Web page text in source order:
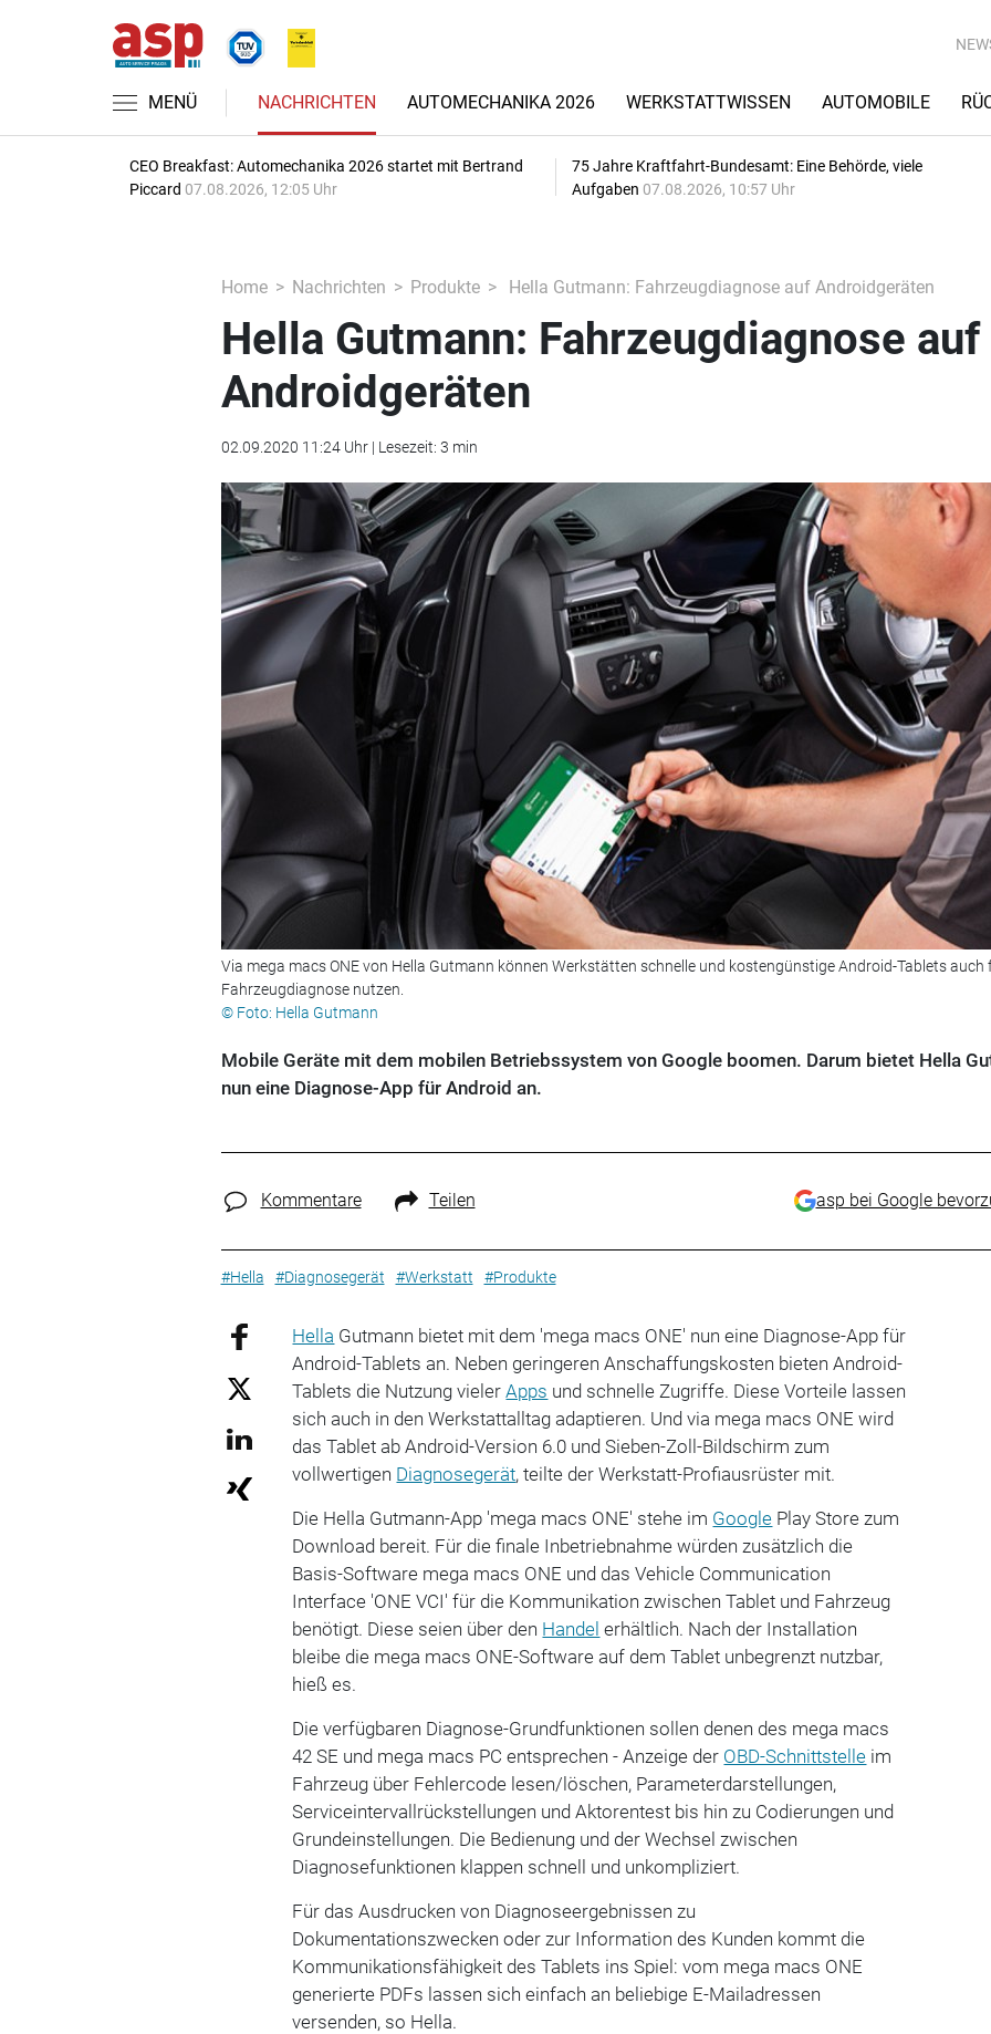
MENÜ NACHRICHTEN AUTOMECHANIKA 2026 WERKSTATTWISSEN AUTOMOBILE
CEO Breakfast: Automechanika 2026 startet mit Bertrand
Piccard 07.08.2026, 12:05 Uhr
75 Jahre Kraftfahrt-Bundesamt: Eine Behörde, viele
Aufgaben 07.08.2026, 10:57 Uhr
Home Nachrichten Produkte Hella Gutmann: Fahrzeugdiagnose auf Androidgeräten
Hella Gutmann: Fahrzeugdiagnose auf
Androidgeräten
02.09.2020 11:24 Uhr | Lesezeit: 3 min
Via mega macs ONE von Hella Gutmann können Werkstätten schnelle und kostengünstige Android-Tablets auch
Fahrzeugdiagnose nutzen.
© Foto: Hella Gutmann
Mobile Geräte mit dem mobilen Betriebssystem von Google boomen. Darum bietet Hella
nun eine Diagnose-App für Android an.
Kommentare Teilen asp bei Google
#Hella #Diagnosegerät #Werkstatt #Produkte
Hella Gutmann bietet mit dem 'mega macs ONE' nun eine Diagnose-App für
Android-Tablets an. Neben geringeren Anschaffungskosten bieten Android-
Tablets die Nutzung vielerApps und schnelle Zugriffe. Diese Vorteile lassen
sich auch in den Werkstattalltag adaptieren. Und via mega macs ONE wird
das Tablet ab Android-Version 6.0 und Sieben-Zoll-Bildschirm zum
vollwertigen Diagnosegerät, teilte der Werkstatt-Profiausrüster mit.
Die Hella Gutmann-App 'mega macs ONE' stehe im Google Play Store zum
Download bereit. Für die finale Inbetriebnahme würden zusätzlich die
Basis-Software mega macs ONE und das Vehicle Communication
Interface 'ONE VCI' für die Kommunikation zwischen Tablet und Fahrzeug
benötigt. Diese seien über den Handel erhältlich. Nach der Installation
bleibe die mega macs ONE-Software auf dem Tablet unbegrenzt nutzbar,
hieß es.
Die verfügbaren Diagnose-Grundfunktionen sollen denen des mega macs
42 SE und mega macs PC entsprechen - Anzeige der OBD-Schnittstelle im
Fahrzeug über Fehlercode lesen/löschen, Parameterdarstellungen,
Serviceintervallrückstellungen und Aktorentest bis hin zu Codierungen und
Grundeinstellungen. Die Bedienung und der Wechsel zwischen
Diagnosefunktionen klappen schnell und unkompliziert.
Für das Ausdrucken von Diagnoseergebnissen zu
Dokumentationszwecken oder zur Information des Kunden kommt die
Kommunikationsfähigkeit des Tablets ins Spiel: vom mega macs ONE
generierte PDFs lassen sich einfach an beliebige E-Mailadressen
versenden, so Hella.